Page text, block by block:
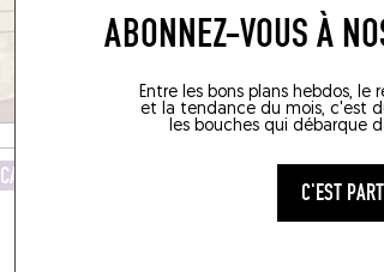
ABONNEZ-VOUS À
Entre les bons plans hebdos, le
et la tendance du mois, c'est
les bouches qui débarque
C'EST
CAVE À MANGER